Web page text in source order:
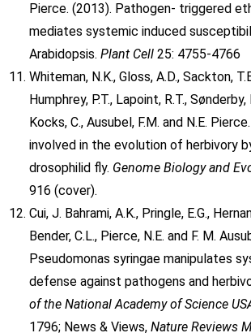
Pierce. (2013). Pathogen- triggered
mediates systemic induced
Arabidopsis. Plant Cell 25: 4755-4766
Whiteman, N.K., Gloss, A.D., Sackton,
Humphrey, P.T., Lapoint, R.T., Sønderby,
Kocks, C., Ausubel, F.M. and N.E.
involved in the evolution of herbivory
drosophilid fly. Genome Biology and
916 (cover).
Cui, J. Bahrami, A.K., Pringle, E.G.,
Bender, C.L., Pierce, N.E. and F. M.
Pseudomonas syringae manipulates
defense against pathogens and
of the National Academy of Science
1796; News & Views, Nature Reviews